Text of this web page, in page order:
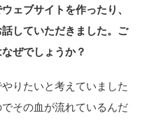
ェブサイトを作ったり、
していただきました。ご
ぜでしょうか？
りたいと考えていました
その血が流れているんだ